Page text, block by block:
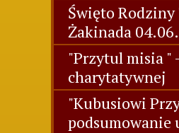
Święto
Żakinada
"Przytul misia "
charytatywnej
"Kubusiowi
podsumowanie